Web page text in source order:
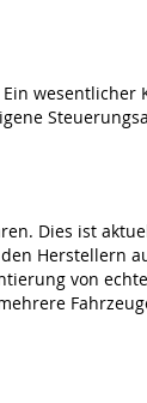
wesentlicher
Dies ist
Herstellern
von